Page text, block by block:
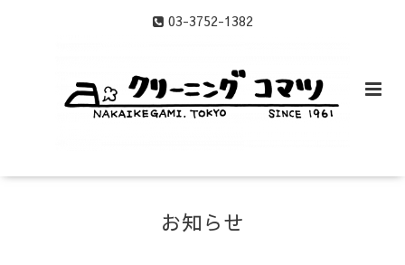
03-3752-1382
お知らせ